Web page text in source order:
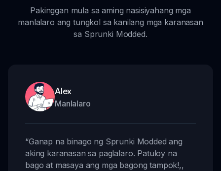
Pakinggan mula sa aming nasisiyahang mga
manlalaro ang tungkol sa kanilang mga karanasan
sa Sprunki Modded.
Alex
Manlalaro
“Ganap na binago ng Sprunki Modded ang
aking karanasan sa paglalaro. Patuloy na
bago at masaya ang mga bagong tampok!,,